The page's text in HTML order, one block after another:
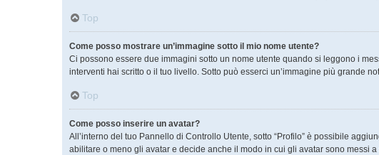
Top
Come posso mostrare un’immagine sotto il mio nome utente?
Ci possono essere due immagini sotto un nome utente quando si leggono i
interventi hai scritto o il tuo livello. Sotto può esserci un’immagine più grande
Top
Come posso inserire un avatar?
All’interno del tuo Pannello di Controllo Utente, sotto “Profilo” è possibile
abilitare o meno gli avatar e decide anche il modo in cui gli avatar sono messi